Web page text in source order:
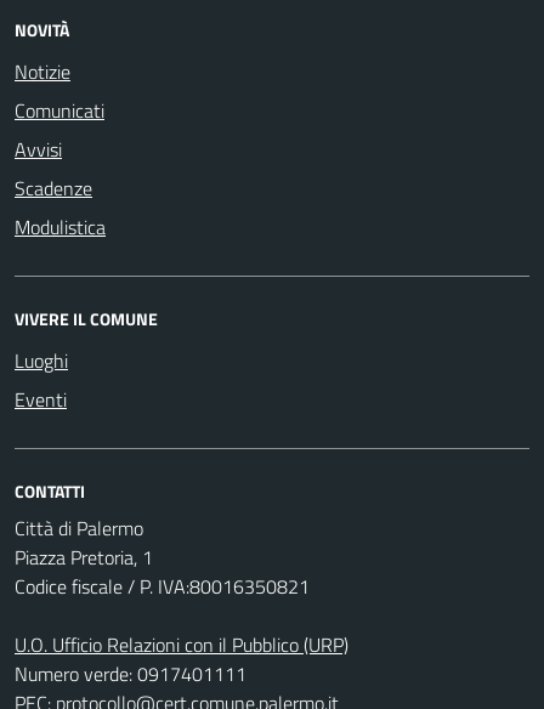
NOVITÀ
Notizie
Comunicati
Avvisi
Scadenze
Modulistica
VIVERE IL COMUNE
Luoghi
Eventi
CONTATTI
Città di Palermo
Piazza Pretoria, 1
Codice fiscale / P. IVA:80016350821
U.O. Ufficio Relazioni con il Pubblico (URP)
Numero verde: 0917401111
PEC: protocollo@cert.comune.palermo.it